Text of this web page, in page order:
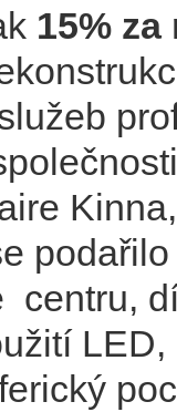
15% za
centru,
LED,